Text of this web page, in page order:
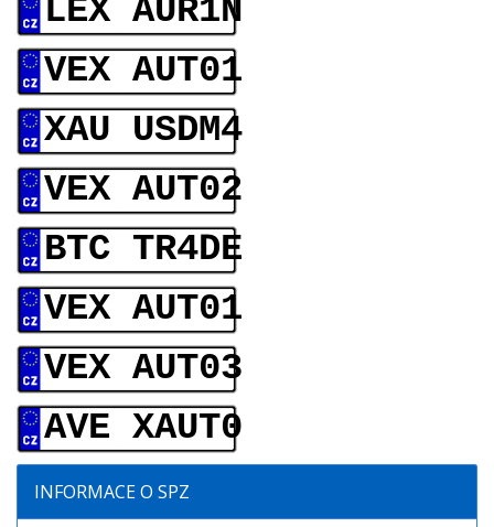
LEX AUR1N
VEX AUT01
XAU USDM4
VEX AUT02
BTC TR4DE
VEX AUT01
VEX AUT03
AVE XAUT0
INFORMACE O SPZ